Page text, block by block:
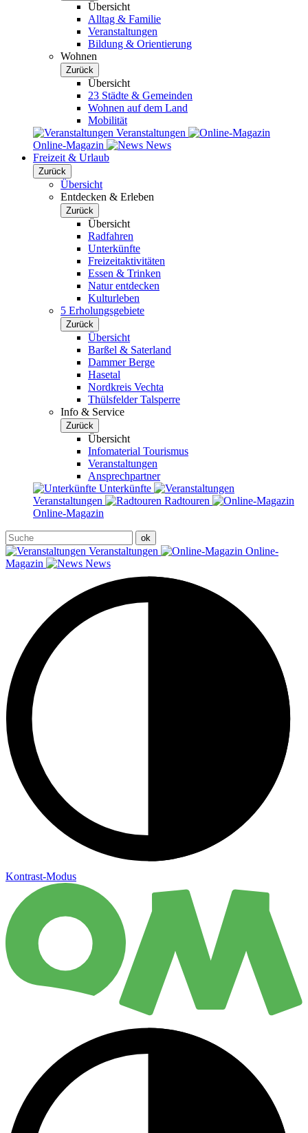
Übersicht
Alltag & Familie
Veranstaltungen
Bildung & Orientierung
Wohnen
Zurück
Übersicht
23 Städte & Gemeinden
Wohnen auf dem Land
Mobilität
Veranstaltungen
Online-Magazin
News
Freizeit & Urlaub
Zurück
Übersicht
Entdecken & Erleben
Zurück
Übersicht
Radfahren
Unterkünfte
Freizeitaktivitäten
Essen & Trinken
Natur entdecken
Kulturleben
5 Erholungsgebiete
Zurück
Übersicht
Barßel & Saterland
Dammer Berge
Hasetal
Nordkreis Vechta
Thülsfelder Talsperre
Info & Service
Zurück
Übersicht
Infomaterial Tourismus
Veranstaltungen
Ansprechpartner
Unterkünfte
Veranstaltungen
Radtouren
Online-Magazin
Veranstaltungen
Online-
Magazin
News
Kontrast-Modus